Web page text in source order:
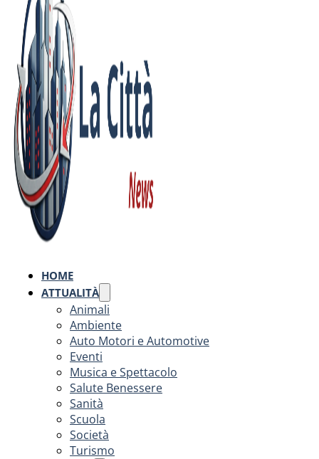
HOME
ATTUALITÀ
Animali
Ambiente
Auto Motori e Automotive
Eventi
Musica e Spettacolo
Salute Benessere
Sanità
Scuola
Società
Turismo